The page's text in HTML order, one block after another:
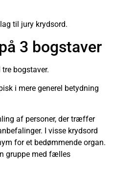
til jury krydsord.
3 bogstaver
bogstaver.
i mere generel betydning
af personer, der træffer
I visse krydsord
for et bedømmende organ.
gruppe med fælles